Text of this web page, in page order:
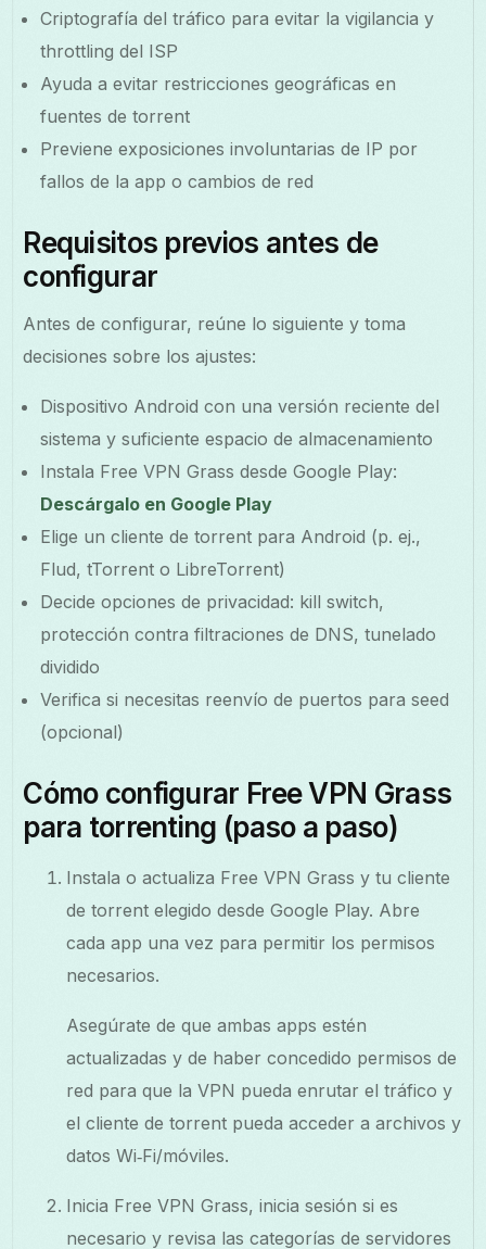
Criptografía del tráfico para evitar la vigilancia y
throttling del ISP
Ayuda a evitar restricciones geográficas en
fuentes de torrent
Previene exposiciones involuntarias de IP por
fallos de la app o cambios de red
Requisitos previos antes de
configurar
Antes de configurar, reúne lo siguiente y toma
decisiones sobre los ajustes:
Dispositivo Android con una versión reciente del
sistema y suficiente espacio de almacenamiento
Instala Free VPN Grass desde Google Play:
Descárgalo en Google Play
Elige un cliente de torrent para Android (p. ej.,
Flud, tTorrent o LibreTorrent)
Decide opciones de privacidad: kill switch,
protección contra filtraciones de DNS, tunelado
dividido
Verifica si necesitas reenvío de puertos para seed
(opcional)
Cómo configurar Free VPN Grass
para torrenting (paso a paso)
Instala o actualiza Free VPN Grass y tu cliente
de torrent elegido desde Google Play. Abre
cada app una vez para permitir los permisos
necesarios.
Asegúrate de que ambas apps estén
actualizadas y de haber concedido permisos de
red para que la VPN pueda enrutar el tráfico y
el cliente de torrent pueda acceder a archivos y
datos Wi‑Fi/móviles.
Inicia Free VPN Grass, inicia sesión si es
necesario y revisa las categorías de servidores